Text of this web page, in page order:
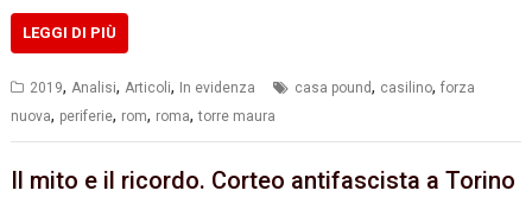
LEGGI DI PIÙ
2019, Analisi, Articoli, In evidenza casa pound, casilino,forza
nuova, periferie, rom, roma,torre maura
Il mito e il ricordo. Corteo antifascista a Torino